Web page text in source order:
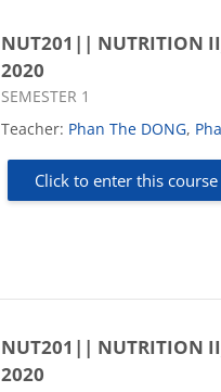
NUT201|| NUTRITION
2020
Course category
SEMESTER 1
Teacher: Phan The DONG,
Click to enter this course
NUT201|| NUTRITION
2020